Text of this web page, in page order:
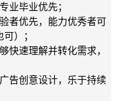
业毕业优先；
者优先，能力优秀者可
）；
快速理解并转化需求，
告创意设计，乐于持续